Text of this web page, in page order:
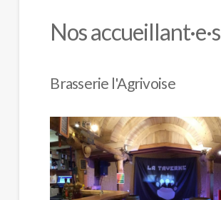
Nos accueillant·e·s
Brasserie l'Agrivoise